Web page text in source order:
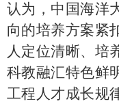
认为，中国海洋
向的培养方案紧
人定位清晰、培
科教融汇特色鲜
工程人才成长规